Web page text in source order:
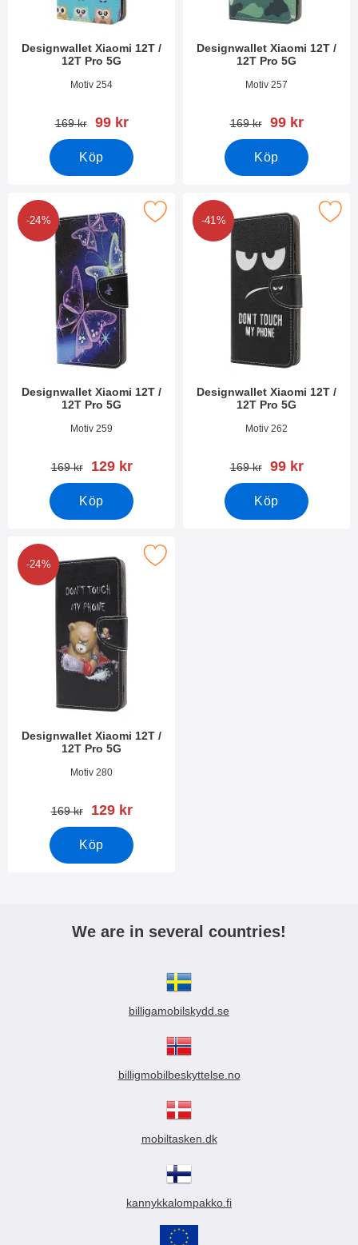
Designwallet Xiaomi 12T /
12T Pro 5G
Art. nr 45307Motiv 254
tidigare pris
169 kr rea pris
99 kr
Köp
Designwallet Xiaomi 12T /
12T Pro 5G
Art. nr 45306Motiv 257
tidigare pris
169 kr rea pris
99 kr
Köp
-24%
Designwallet Xiaomi 12T /
12T Pro 5G
Art. nr 45305Motiv 259
tidigare pris
169 kr rea pris
129 kr
Köp
designwallet Xiaomi 12T / 12T Pro 5G som favorit
-41%
Designwallet Xiaomi 12T /
12T Pro 5G
Art. nr 45304Motiv 262
tidigare pris
169 kr rea pris
99 kr
Köp
Makera designwallet Xiaomi 12T
-24%
Designwallet Xiaomi 12T /
12T Pro 5G
Art. nr 45259Motiv 280
tidigare pris
169 kr rea pris
129 kr
Köp
designwallet Xiaomi 12T / 12T Pro 5G som favorit
We are in several countries!
billigamobilskydd.se
billigmobilbeskyttelse.no
mobiltasken.dk
kannykkalompakko.fi